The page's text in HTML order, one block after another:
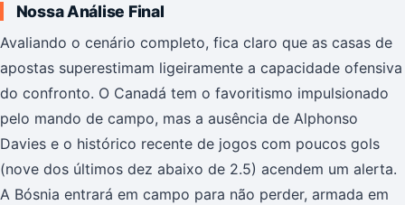
Nossa Análise Final
Avaliando o cenário completo, fica claro que as casas de
apostas superestimam ligeiramente a capacidade ofensiva
do confronto. O Canadá tem o favoritismo impulsionado
pelo mando de campo, mas a ausência de Alphonso
Davies e o histórico recente de jogos com poucos gols
(nove dos últimos dez abaixo de 2.5) acendem um alerta.
A Bósnia entrará em campo para não perder, armada em